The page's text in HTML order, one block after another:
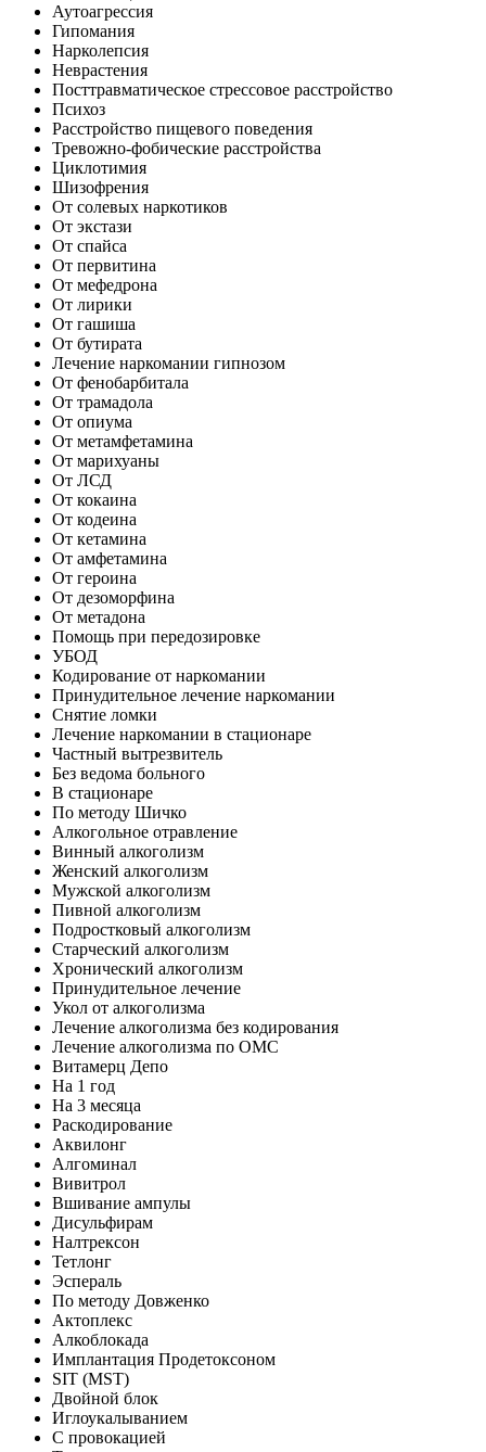
Аутоагрессия
Гипомания
Нарколепсия
Неврастения
Посттравматическое стрессовое расстройство
Психоз
Расстройство пищевого поведения
Тревожно-фобические расстройства
Циклотимия
Шизофрения
От солевых наркотиков
От экстази
От спайса
От первитина
От мефедрона
От лирики
От гашиша
От бутирата
Лечение наркомании гипнозом
От фенобарбитала
От трамадола
От опиума
От метамфетамина
От марихуаны
От ЛСД
От кокаина
От кодеина
От кетамина
От амфетамина
От героина
От дезоморфина
От метадона
Помощь при передозировке
УБОД
Кодирование от наркомании
Принудительное лечение наркомании
Снятие ломки
Лечение наркомании в стационаре
Частный вытрезвитель
Без ведома больного
В стационаре
По методу Шичко
Алкогольное отравление
Винный алкоголизм
Женский алкоголизм
Мужской алкоголизм
Пивной алкоголизм
Подростковый алкоголизм
Старческий алкоголизм
Хронический алкоголизм
Принудительное лечение
Укол от алкоголизма
Лечение алкоголизма без кодирования
Лечение алкоголизма по ОМС
Витамерц Депо
На 1 год
На 3 месяца
Раскодирование
Аквилонг
Алгоминал
Вивитрол
Вшивание ампулы
Дисульфирам
Налтрексон
Тетлонг
Эспераль
По методу Довженко
Актоплекс
Алкоблокада
Имплантация Продетоксоном
SIT (MST)
Двойной блок
Иглоукалыванием
С провокацией